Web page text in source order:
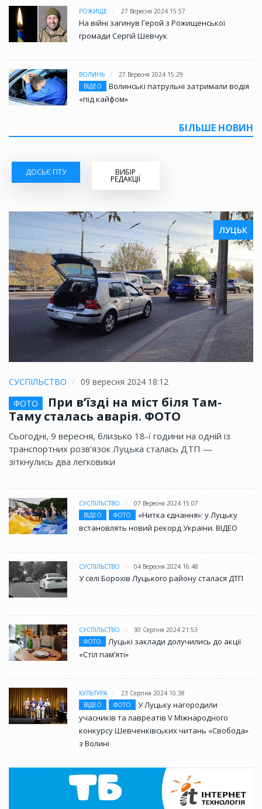
РОЖИЩЕ 27 Вересня 2024 15:57
На війні загинув Герой з Рожищенської
громади Сергій Шевчук
ВОЛИНЬ
27 Вересня 2024 15:29
ВІДЕО
Волинські патрульні затримали водія
«під кайфом»
БІЛЬШЕ НОВИН
ДОСЬЄ ГІТУ ВИБІР
РЕДАКЦІЇ
ЛУЦЬК
СУСПІЛЬСТВО
09 вересня 2024 18:12
ФОТО
При в’їзді на міст біля Там-
Таму сталась аварія. ФОТО
Сьогодні, 9 вересня, близько 18-ї години на одній із
транспортних розв’язок Луцька сталась ДТП —
зіткнулись два легковики
СУСПІЛЬСТВО
07 Вересня 2024 15:07
ВІДЕО
ФОТО
«Нитка єднання»: у Луцьку
встановлять новий рекорд України. ВІДЕО
СУСПІЛЬСТВО 04 Вересня 2024 16:48
У селі Борохів Луцького району сталася ДТП
СУСПІЛЬСТВО
30 Серпня 2024 21:53
ФОТО
Луцькі заклади долучились до акції
«Стіл памʼяті»
КУЛЬТУРА
23 Серпня 2024 10:38
ВІДЕО
ФОТО
У Луцьку нагородили
учасників та лавреатів V Міжнародного
конкурсу Шевченківських читань «Свобода»
з Волині